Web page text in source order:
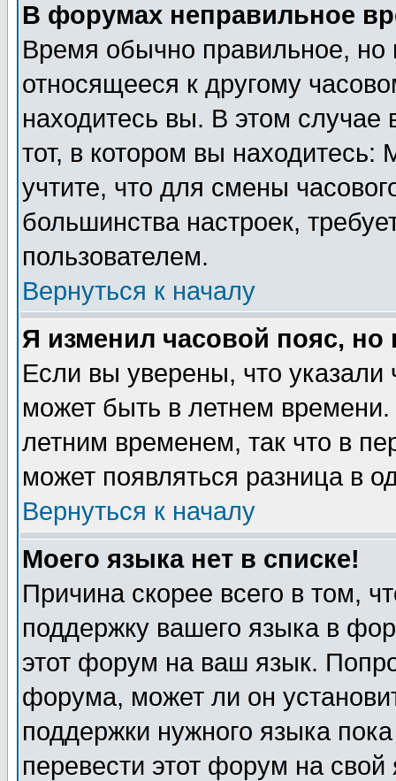
В форумах неправильное
Время обычно правильное,
относящееся к другому
находитесь вы. В этом
тот, в котором вы
учтите, что для смены
большинства настроек,
пользователем.
Вернуться к началу
Я изменил часовой пояс,
Если вы уверены, что указали
может быть в летнем
летним временем, так что в
может появляться разница в
Вернуться к началу
Моего языка нет в списке!
Причина скорее всего в том,
поддержку вашего языка в
этот форум на ваш язык.
форума, может ли он
поддержки нужного языка
перевести этот форум на